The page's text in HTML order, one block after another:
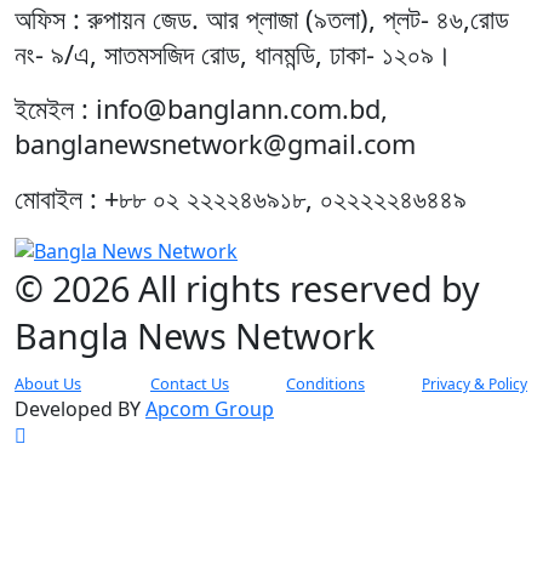
অফিস : রুপায়ন জেড. আর প্লাজা (৯তলা), প্লট- ৪৬,রোড
নং- ৯/এ, সাতমসজিদ রোড, ধানমন্ডি, ঢাকা- ১২০৯।
ইমেইল : info@banglann.com.bd,
banglanewsnetwork@gmail.com
মোবাইল : +৮৮ ০২ ২২২২৪৬৯১৮, ০২২২২২৪৬৪৪৯
© 2026 All rights reserved by
Bangla News Network
About Us Contact Us Conditions Privacy & Policy
Developed BYApcom Group